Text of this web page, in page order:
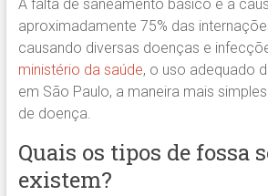
A falta de saneamento básico é a
aproximadamente 75% das
causando diversas doenças e
ministério da saúde, o uso adequado
em São Paulo, a maneira mais
de doença.
Quais os tipos de fossa
existem?